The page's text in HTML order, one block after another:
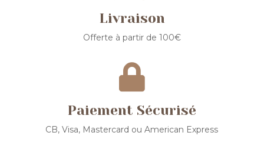
Livraison
Offerte à partir de 100€

Paiement Sécurisé
CB, Visa, Mastercard ou American Express